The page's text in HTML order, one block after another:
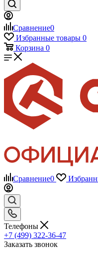
Сравнение0
Избранные товары 0
Корзина 0
Сравнение0
Телефоны
+7 (499) 322-36-47
Заказать звонок